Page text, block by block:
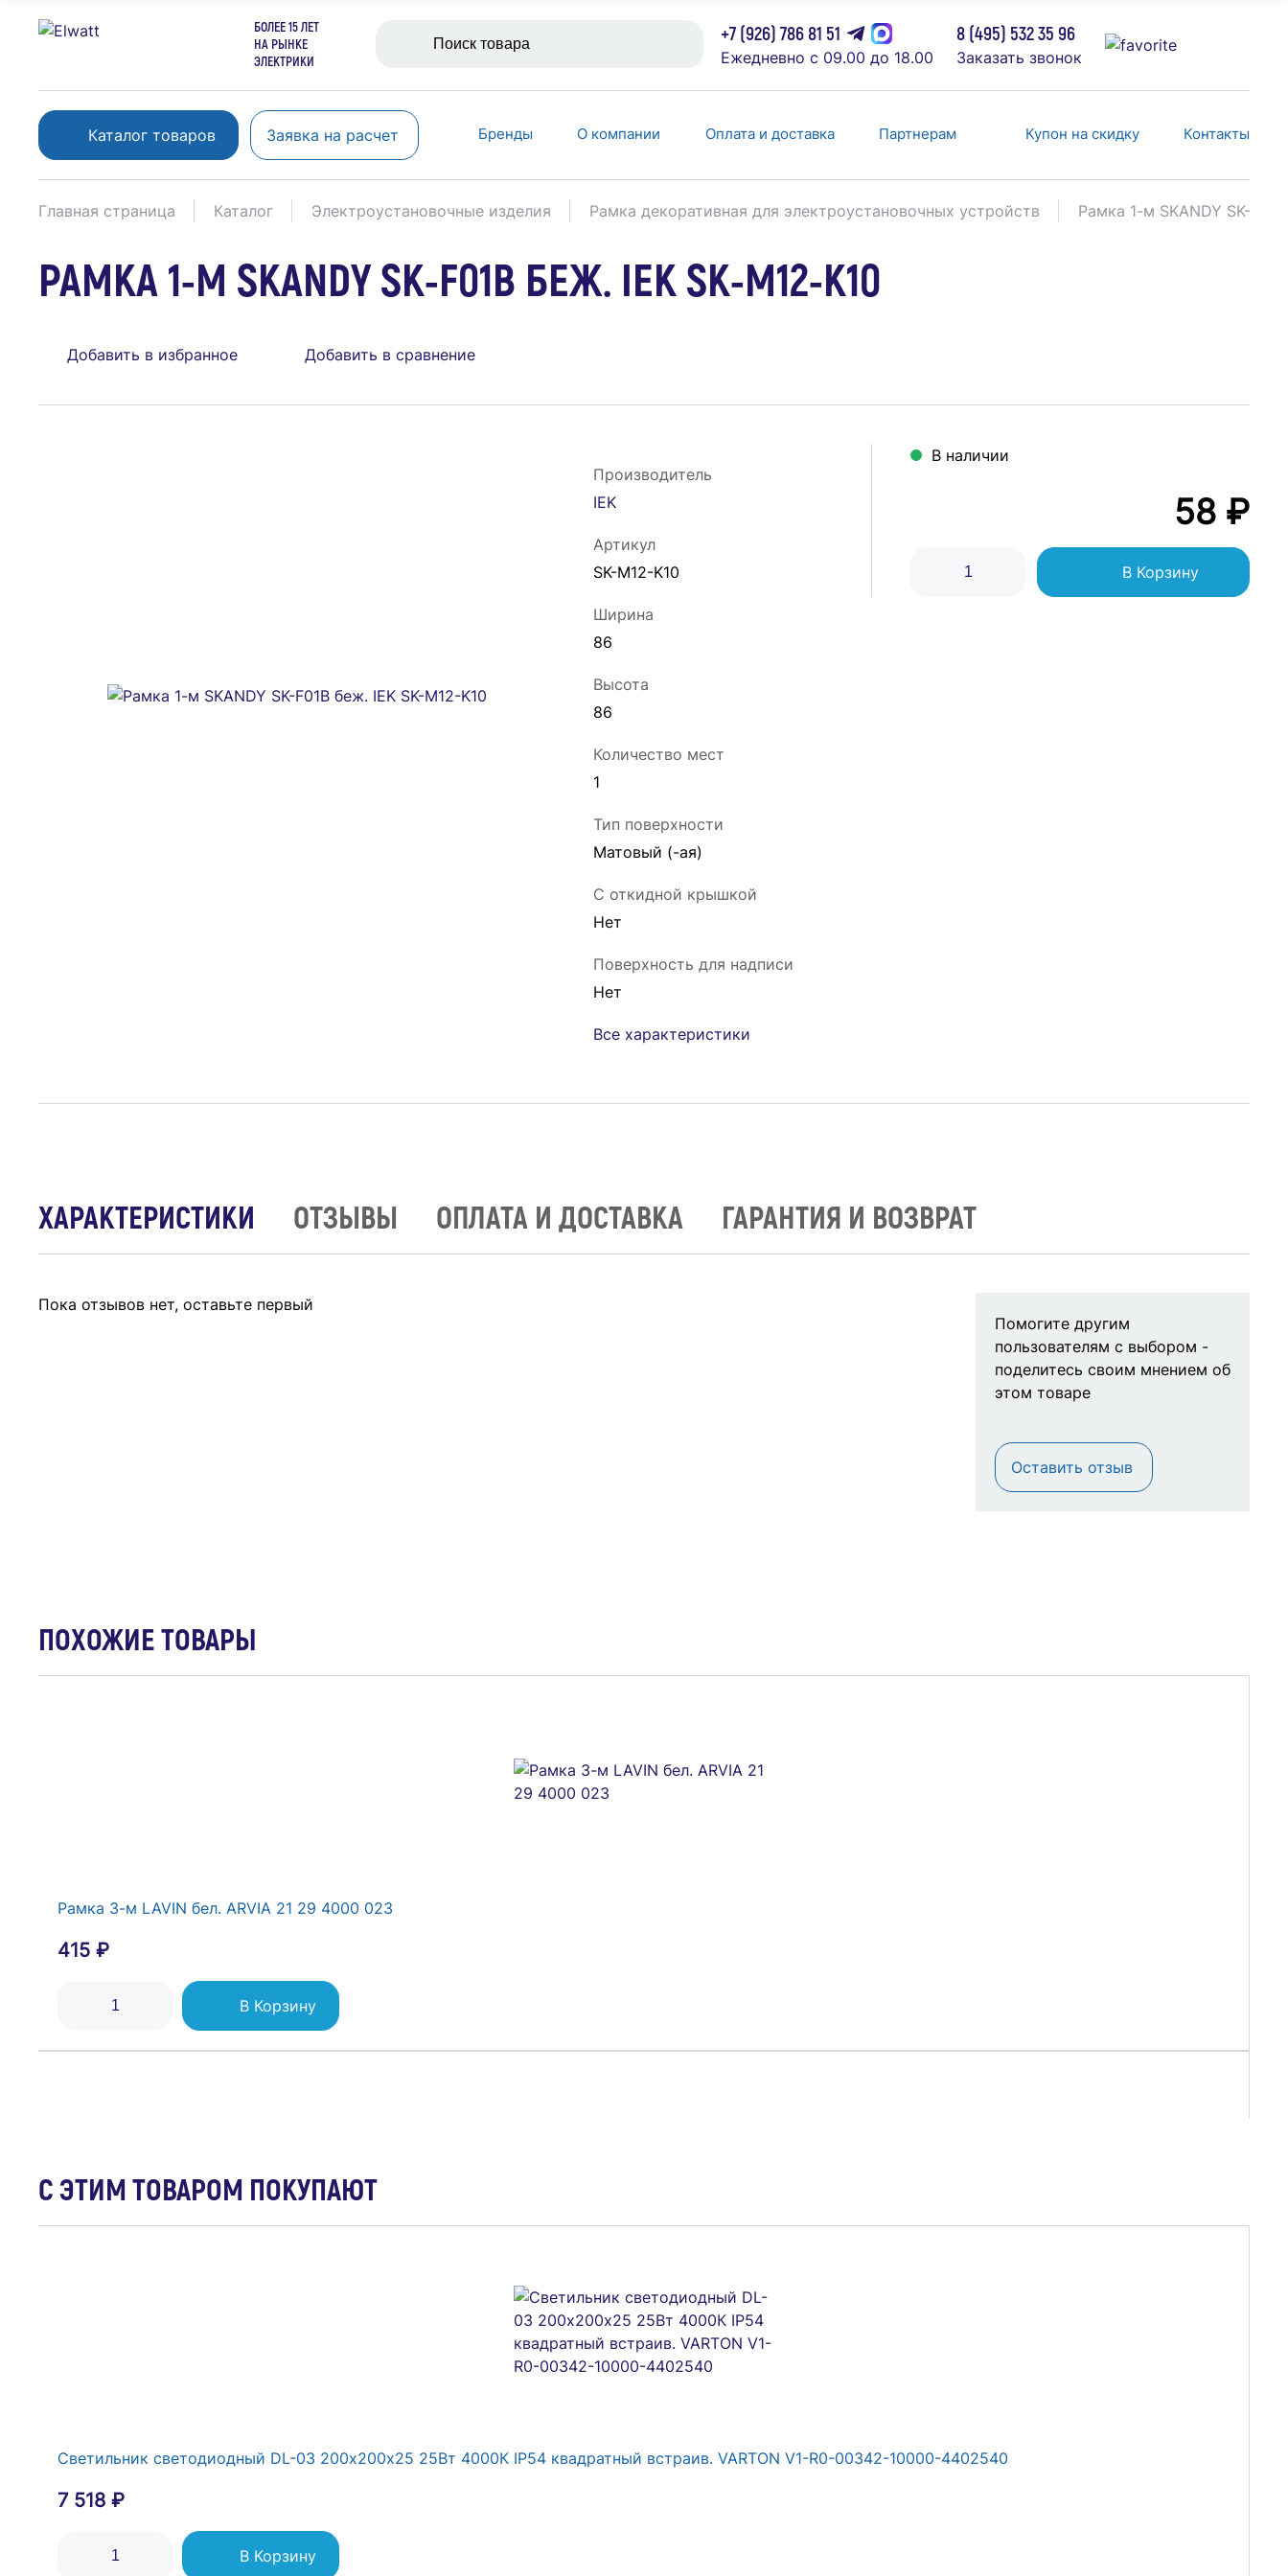
БОЛЕЕ 15 ЛЕТ
НА РЫНКЕ
ЭЛЕКТРИКИ
+7 (926) 786 81 51
Ежедневно с 09.00 до 18.00
8 (495) 532 35 96
Заказать звонок
Каталог товаров Заявка на расчет Бренды О компании Оплата и доставка Партнерам Купон на скидку Контакты
Главная страница Каталог Электроустановочные изделия Рамка декоративная для электроустановочных устройств Рамка 1-м SKANDY SK-
РАМКА 1-М SKANDY SK-F01B БЕЖ. IEK SK-M12-K10
Добавить в избранное Добавить в сравнение
Производитель
IEK
Артикул
SK-M12-K10
Ширина
86
Высота
86
Количество мест
1
Тип поверхности
Матовый (-ая)
С откидной крышкой
Нет
Поверхность для надписи
Нет
Все характеристики
В наличии
58 ₽
В Корзину
ХАРАКТЕРИСТИКИ ОТЗЫВЫ ОПЛАТА И ДОСТАВКА ГАРАНТИЯ И ВОЗВРАТ
Пока отзывов нет, оставьте первый
Помогите другим
пользователям с выбором -
поделитесь своим мнением об
этом товаре
Оставить отзыв
ПОХОЖИЕ ТОВАРЫ
Рамка 3-м LAVIN бел. ARVIA 21 29 4000 023
415 ₽
В Корзину
С ЭТИМ ТОВАРОМ ПОКУПАЮТ
Светильник светодиодный DL-03 200х200х25 25Вт 4000К IP54 квадратный встраив. VARTON V1-R0-00342-10000-4402540
7 518 ₽
В Корзину